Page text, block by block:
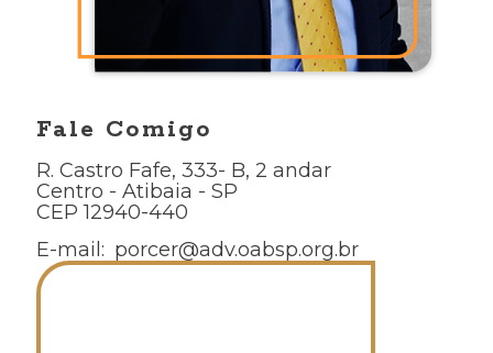
Fale Comigo
R. Castro Fafe, 333- B, 2 andar
Centro - Atibaia - SP
CEP 12940-440
E-mail: porcer@adv.oabsp.org.br